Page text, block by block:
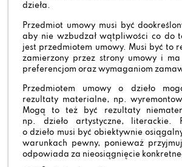
dzieła.
Przedmiot umowy musi być
aby nie wzbudzał wątpliwości co do
jest przedmiotem umowy. Musi być to
zamierzony przez strony umowy i
preferencjom oraz wymaganiom
Przedmiotem umowy o dzieło
rezultaty materialne, np.
Mogą to też być rezultaty
np. dzieło artystyczne, literackie.
o dzieło musi być obiektywnie
warunkach pewny, ponieważ
odpowiada za nieosiągnięcie